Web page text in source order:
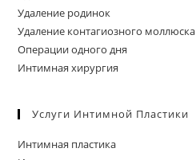
Удаление родинок
Удаление контагиозного моллюска
Операции одного дня
Интимная хирургия
Услуги Интимной Пластики
Интимная пластика